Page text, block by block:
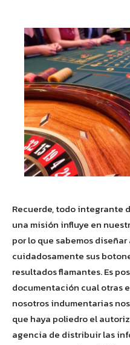
Recuerde, todo integrante
una misión influye en
por lo que sabemos
cuidadosamente sus
resultados flamantes. Es
documentación cual otras
nosotros indumentarias
que haya poliedro el
agencia de distribuir las